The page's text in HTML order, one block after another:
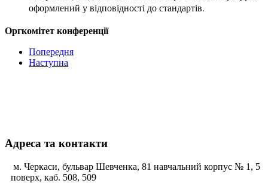
оформлений у відповідності до стандартів.
Оргкомітет конференції
Попередня
Наступна
Адреса та контакти
м. Черкаси, бульвар Шевченка, 81 навчальний корпус № 1, 5
поверх, каб. 508, 509